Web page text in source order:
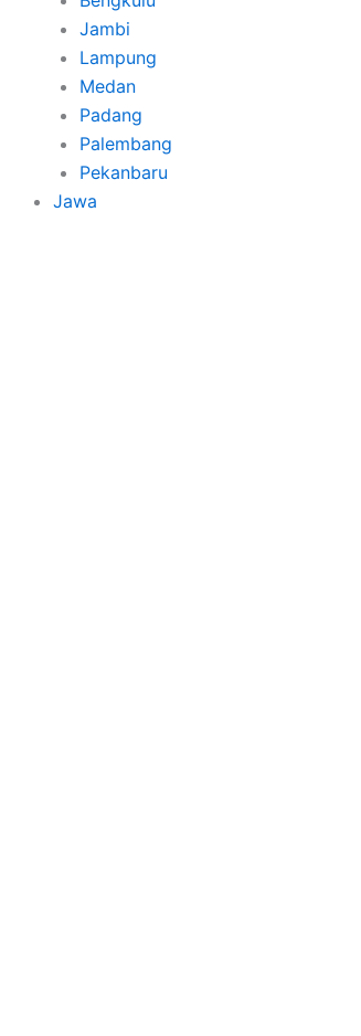
Jambi
Lampung
Medan
Padang
Palembang
Pekanbaru
Jawa